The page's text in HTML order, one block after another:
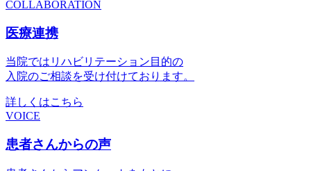
COLLABORATION
医療連携
当院ではリハビリテーション目的の
入院のご相談を受け付けております。
詳しくはこちら
VOICE
患者さんからの声